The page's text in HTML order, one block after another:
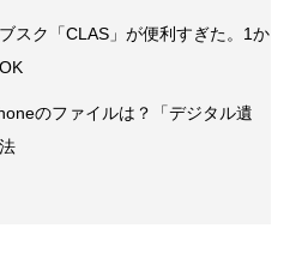
スク「CLAS」が便利すぎた。1か
のファイルは？「デジタル遺